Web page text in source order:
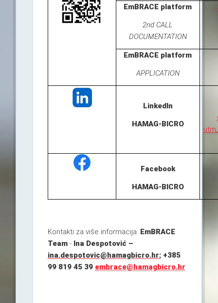
EmBRACE platform
2nd CALL
DOCUMENTATION
EmBRACE platform
APPLICATION
LinkedIn
HAMAG-BICRO
Facebook
HAMAG-BICRO
Kontakti za više informacija: EmBRACE
Team- Ina Despotović –
ina.despotovic@hamagbicro.hr; +385
99 819 45 39 embrace@hamagbicro.hr